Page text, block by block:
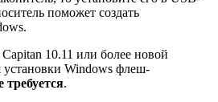
поможет создать
10.11 или более новой
установки Windows флеш-
требуется.